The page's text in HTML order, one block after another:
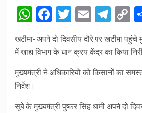
WhatsApp
Facebook
Twitter
Email
खटीमा- अपने दो दिवसीय दौरे पर खटीमा पहुंचे
में खाद्य विभाग के धान क्रय केंद्र का किया
मुख्यमंत्री ने अधिकारियों को किसानों का
निर्देश।
सूबे के मुख्यमंत्री पुष्कर सिंह धामी अपने दो